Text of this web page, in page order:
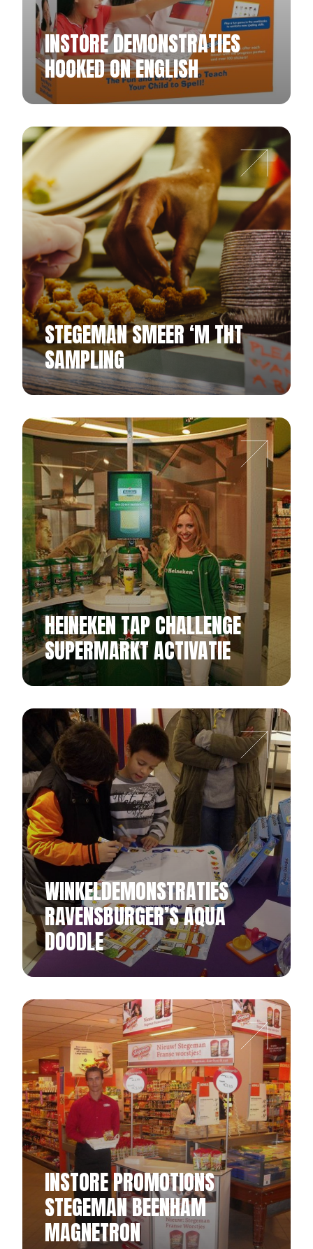
INSTORE DEMONSTRATIES
HOOKED ON ENGLISH
STEGEMAN SMEER ‘M THT
SAMPLING
HEINEKEN TAP CHALLENGE
SUPERMARKT ACTIVATIE
WINKELDEMONSTRATIES
RAVENSBURGER’S AQUA
DOODLE
INSTORE PROMOTIONS
STEGEMAN BEENHAM
MAGNETRON